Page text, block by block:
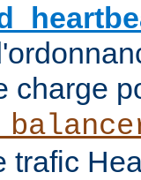
charge
trafic